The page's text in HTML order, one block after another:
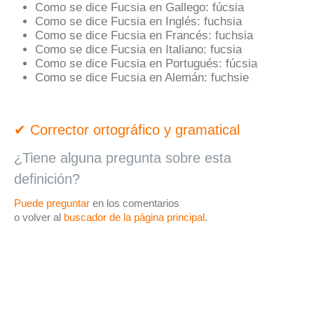
Como se dice Fucsia en Gallego: fúcsia
Como se dice Fucsia en Inglés: fuchsia
Como se dice Fucsia en Francés: fuchsia
Como se dice Fucsia en Italiano: fucsia
Como se dice Fucsia en Portugués: fúcsia
Como se dice Fucsia en Alemán: fuchsie
✔ Corrector ortográfico y gramatical
¿Tiene alguna pregunta sobre esta
definición?
Puede preguntar en los comentarios
o volver al buscador de la página principal.